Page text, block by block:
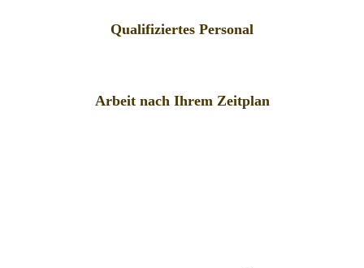
Qualifiziertes Personal
Arbeit nach Ihrem Zeitplan